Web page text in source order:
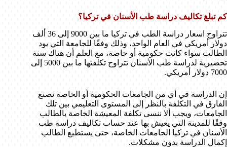
كم تبلغ تكاليف دراسة طب الأسنان في تركيا؟
تتراوح اسعار دراسة الطب في تركيا ما بين 9000 إلى 36 ألف
دولار أمريكي في العام الواحد، وذلك وفقًا للجامعة التي يود
الطالب سواء كانت حكومية أو خاصة، مع العلم أن هناك سنة
تحضيرية لدراسة طب الأسنان تتراوح تكلفتها ما بين 5000 إلى
7000 دولار أمريكي.
إن الدراسة في أي من الجامعات الحكومية أو الخاصة تصنع
الفارق في التكلفة بالنظر إلى المستوى التعليمي بين تلك
الجامعات، ويجب ألا ننسى تكلفة المعيشة الخاصة بالطالب
وفقًا للمدينة التي يعيش بها عند حساب تكاليف دراسة طب
الأسنان في تركيا الجامعات الخاصة، حتى يستطيع الطالب
إكمال الدراسة بدون مشكلات.